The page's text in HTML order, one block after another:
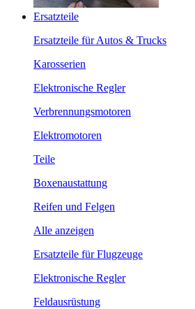
Ersatzteile
Ersatzteile für Autos & Trucks
Karosserien
Elektronische Regler
Verbrennungsmotoren
Elektromotoren
Teile
Boxenaustattung
Reifen und Felgen
Alle anzeigen
Ersatzteile für Flugzeuge
Elektronische Regler
Feldausrüstung